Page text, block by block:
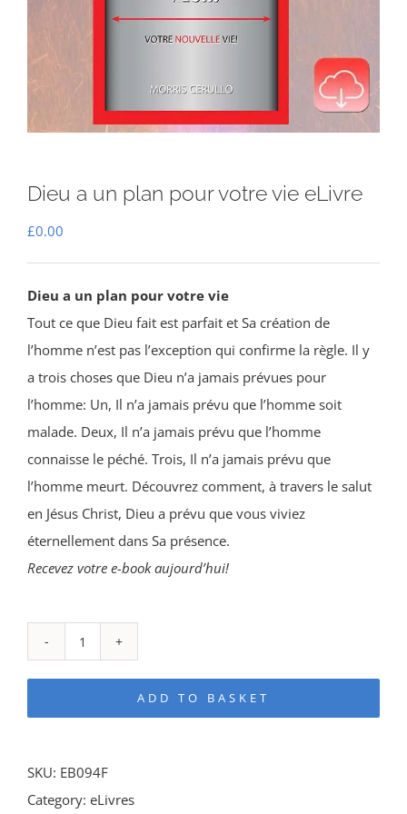
Dieu a un plan pour votre vie eLivre
£0.00
Dieu a un plan pour votre vie
Tout ce que Dieu fait est parfait et Sa création de
l’homme n’est pas l’exception qui confirme la règle. Il y
a trois choses que Dieu n’a jamais prévues pour
l’homme: Un, Il n’a jamais prévu que l’homme soit
malade. Deux, Il n’a jamais prévu que l’homme
connaisse le péché. Trois, Il n’a jamais prévu que
l’homme meurt. Découvrez comment, à travers le salut
en Jésus Christ, Dieu a prévu que vous viviez
éternellement dans Sa présence.
Recevez votre e-book aujourd’hui!
a
ADD TO BASKET
SKU: EB094F
Category: eLivres